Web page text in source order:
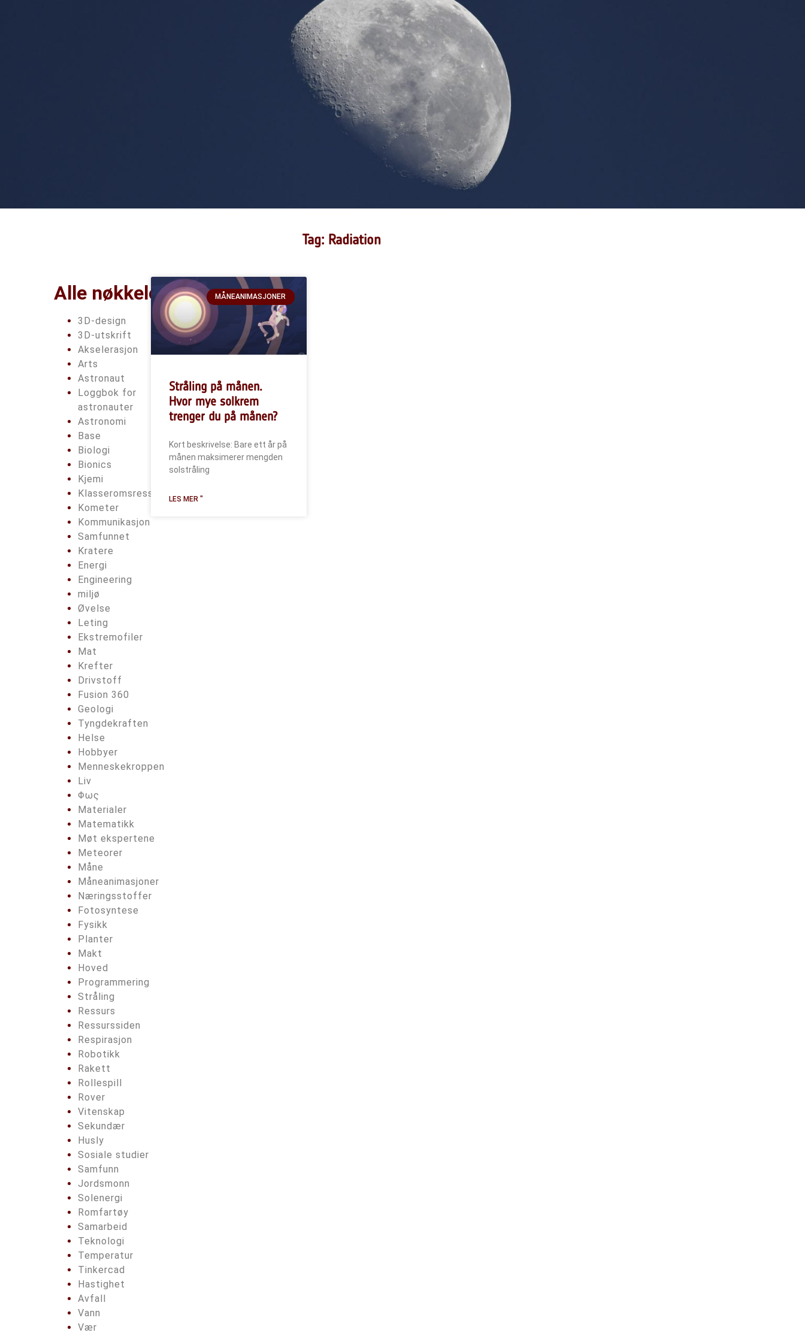
Tag: Radiation
Alle nøkkelord
3D-design
3D-utskrift
Akselerasjon
Arts
Astronaut
Loggbok for
astronauter
Astronomi
Base
Biologi
Bionics
Kjemi
Klasseromsressurser
Kometer
Kommunikasjon
Samfunnet
Kratere
Energi
Engineering
miljø
Øvelse
Leting
Ekstremofiler
Mat
Krefter
Drivstoff
Fusion 360
Geologi
Tyngdekraften
Helse
Hobbyer
Menneskekroppen
Liv
Φως
Materialer
Matematikk
Møt ekspertene
Meteorer
Måne
Måneanimasjoner
Næringsstoffer
Fotosyntese
Fysikk
Planter
Makt
Hoved
Programmering
Stråling
Ressurs
Ressurssiden
Respirasjon
Robotikk
Rakett
Rollespill
Rover
Vitenskap
Sekundær
Husly
Sosiale studier
Samfunn
Jordsmonn
Solenergi
Romfartøy
Samarbeid
Teknologi
Temperatur
Tinkercad
Hastighet
Avfall
Vann
Vær
MÅNEANIMASJONER
Stråling på månen.
Hvor mye solkrem
trenger du på månen?
Kort beskrivelse: Bare ett år på
månen maksimerer mengden
solstråling
LES MER "